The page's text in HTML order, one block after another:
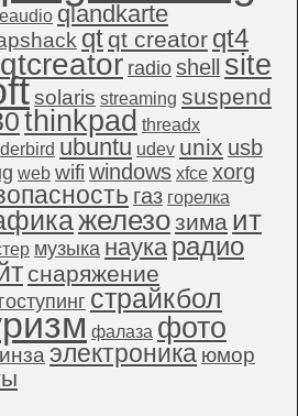
qlandkarte
qt qt creator qt4
qtcreator radio shell site
solaris streaming suspend
thinkpad threadx
ubuntu udev unix usb
web wifi windows xfce xorg
газ горелка
железозима ит
музыка наука радио
снаряжение
страйкбол
фалаза фото
электроника юмор